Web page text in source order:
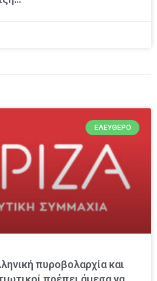
ΕΛΕΎΘΕΡΟ
πυροβολαρχία και